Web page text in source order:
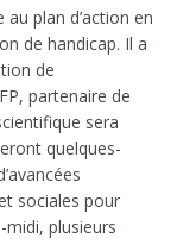
plan d’action en
de handicap. Il a
de
partenaire de
sera
quelques-
sociales pour
midi, plusieurs